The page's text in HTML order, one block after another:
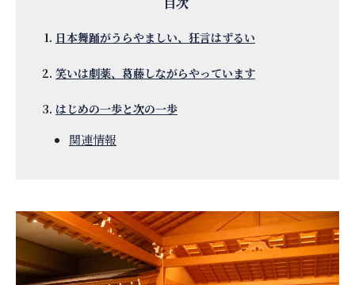
日本舞踊がうらやましい、狂言はずるい
笑いは劇薬、葛藤しながらやっています
はじめの一歩と次の一歩
関連情報